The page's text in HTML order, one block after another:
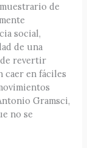
de
social,
de una
revertir
caer en fáciles
Gramsci,
no se